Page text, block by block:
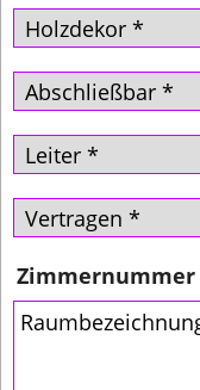
Zimmernummer